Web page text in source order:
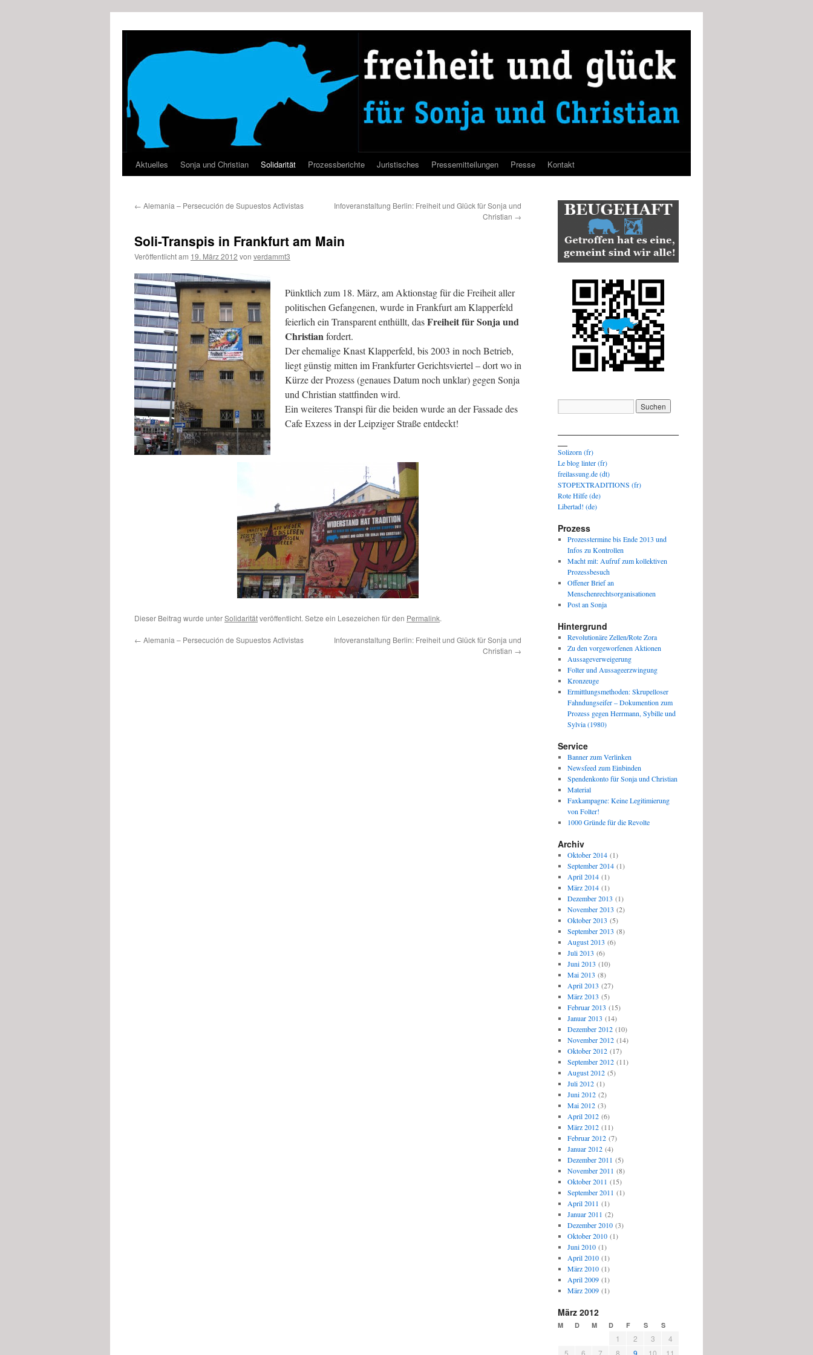
Aktuelles Sonja und Christian Solidarität Prozessberichte Juristisches Pressemitteilungen Presse Kontakt
← Alemania – Persecución de Supuestos Activistas
Infoveranstaltung Berlin: Freiheit und Glück für Sonja und
Christian →
Soli-Transpis in Frankfurt am Main
Veröffentlicht am 19. März 2012 von verdammt3
Pünktlich zum 18. März, am Aktionstag für die Freiheit aller
politischen Gefangenen, wurde in Frankfurt am Klapperfeld
feierlich ein Transparent enthüllt, dasFreiheit für Sonja und
Christianfordert.
Der ehemalige Knast Klapperfeld, bis 2003 in noch Betrieb,
liegt günstig mitten im Frankfurter Gerichtsviertel – dort wo in
Kürze der Prozess (genaues Datum noch unklar) gegen Sonja
und Christian stattfinden wird.
Ein weiteres Transpi für die beiden wurde an der Fassade des
Cafe Exzess in der Leipziger Straße entdeckt!
Dieser Beitrag wurde unterSolidaritätveröffentlicht. Setze ein Lesezeichen für den Permalink.
← Alemania – Persecución de Supuestos Activistas
Infoveranstaltung Berlin: Freiheit und Glück für Sonja und
Christian →
Solizorn (fr)
Le blog linter (fr)
freilassung.de (dt)
STOPEXTRADITIONS (fr)
Rote Hilfe (de)
Libertad! (de)
Prozess
Prozesstermine bis Ende 2013 und
Infos zu Kontrollen
Macht mit: Aufruf zum kollektiven
Prozessbesuch
Offener Brief an
Menschenrechtsorganisationen
Post an Sonja
Hintergrund
Revolutionäre Zellen/Rote Zora
Zu den vorgeworfenen Aktionen
Aussageverweigerung
Folter und Aussageerzwingung
Kronzeuge
Ermittlungsmethoden: Skrupelloser
Fahndungseifer – Dokumention zum
Prozess gegen Herrmann, Sybille und
Sylvia (1980)
Service
Banner zum Verlinken
Newsfeed zum Einbinden
Spendenkonto für Sonja und Christian
Material
Faxkampagne: Keine Legitimierung
von Folter!
1000 Gründe für die Revolte
Archiv
Oktober 2014(1)
September 2014(1)
April 2014(1)
März 2014(1)
Dezember 2013 (1)
November 2013 (2)
Oktober 2013 (5)
September 2013 (8)
August 2013 (6)
Juli 2013 (6)
Juni 2013 (10)
Mai 2013 (8)
April 2013 (27)
März 2013 (5)
Februar 2013 (15)
Januar 2013 (14)
Dezember 2012(10)
November 2012(14)
Oktober 2012(17)
September 2012(11)
August 2012(5)
Juli 2012(1)
Juni 2012(2)
Mai 2012(3)
April 2012(6)
März 2012(11)
Februar 2012(7)
Januar 2012(4)
Dezember 2011 (5)
November 2011 (8)
Oktober 2011 (15)
September 2011 (1)
April 2011 (1)
Januar 2011 (2)
Dezember 2010(3)
Oktober 2010(1)
Juni 2010(1)
April 2010(1)
März 2010(1)
April 2009(1)
März 2009(1)
März 2012
M D M D F S S
1 2 3
4
5
6 7 8 9 10 11